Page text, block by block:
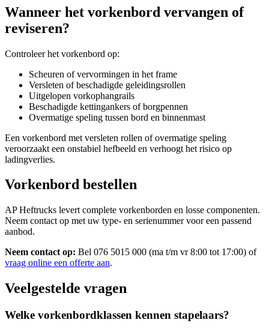
Wanneer het vorkenbord vervangen of
reviseren?
Controleer het vorkenbord op:
Scheuren of vervormingen in het frame
Versleten of beschadigde geleidingsrollen
Uitgelopen vorkophangrails
Beschadigde kettingankers of borgpennen
Overmatige speling tussen bord en binnenmast
Een vorkenbord met versleten rollen of overmatige speling
veroorzaakt een onstabiel hefbeeld en verhoogt het risico op
ladingverlies.
Vorkenbord bestellen
AP Heftrucks levert complete vorkenborden en losse componenten.
Neem contact op met uw type- en serienummer voor een passend
aanbod.
Neem contact op: Bel 076 5015 000 (ma t/m vr 8:00 tot 17:00) of
vraag online een offerte aan.
Veelgestelde vragen
Welke vorkenbordklassen kennen stapelaars?